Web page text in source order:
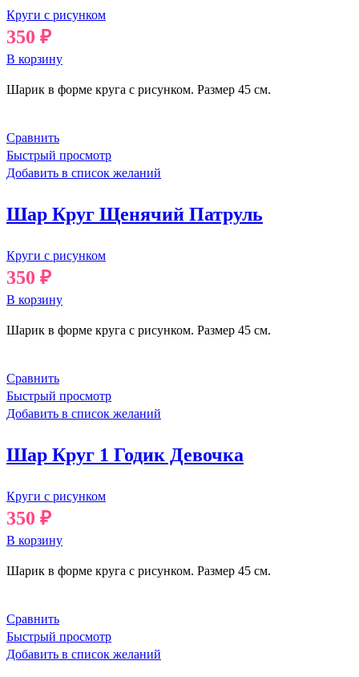
Круги с рисунком
350 ₽
В корзину
Шарик в форме круга с рисунком. Размер 45 см.
Сравнить
Быстрый просмотр
Добавить в список желаний
Шар Круг Щенячий Патруль
Круги с рисунком
350 ₽
В корзину
Шарик в форме круга с рисунком. Размер 45 см.
Сравнить
Быстрый просмотр
Добавить в список желаний
Шар Круг 1 Годик Девочка
Круги с рисунком
350 ₽
В корзину
Шарик в форме круга с рисунком. Размер 45 см.
Сравнить
Быстрый просмотр
Добавить в список желаний